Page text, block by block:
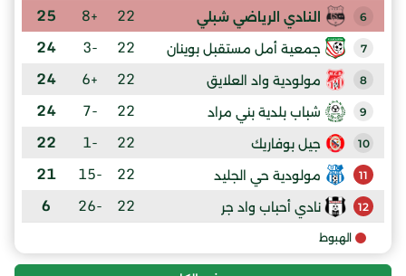
6 النادي الرياضي شبلي 22
+8
25
7 جمعية أمل مستقبل بوينان 22
-3
24
8 مولودية واد العلايق 22
+6
24
9 شباب بلدية بني مراد 22
-7
24
10 جيل بوفاريك 22
-1
22
11 مولودية حي الجليد 22
-15
21
12 نادي أحباب واد جر 22
-26
6
الهبوط